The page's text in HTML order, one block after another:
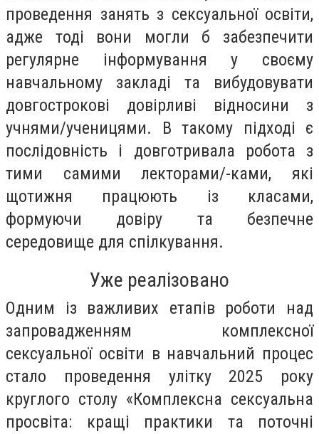
проведення занять з сексуальної освіти,
адже тоді вони могли б забезпечити
регулярне інформування у своєму
навчальному закладі та вибудовувати
довгострокові довірливі відносини з
учнями/ученицями. В такому підході є
послідовність і довготривала робота з
тими самими лекторами/-ками, які
щотижня працюють із класами,
формуючи довіру та безпечне
середовище для спілкування.
Уже реалізовано
Одним із важливих етапів роботи над
запровадженням комплексної
сексуальної освіти в навчальний процес
стало проведення улітку 2025 року
круглого столу «Комплексна сексуальна
просвіта: кращі практики та поточні